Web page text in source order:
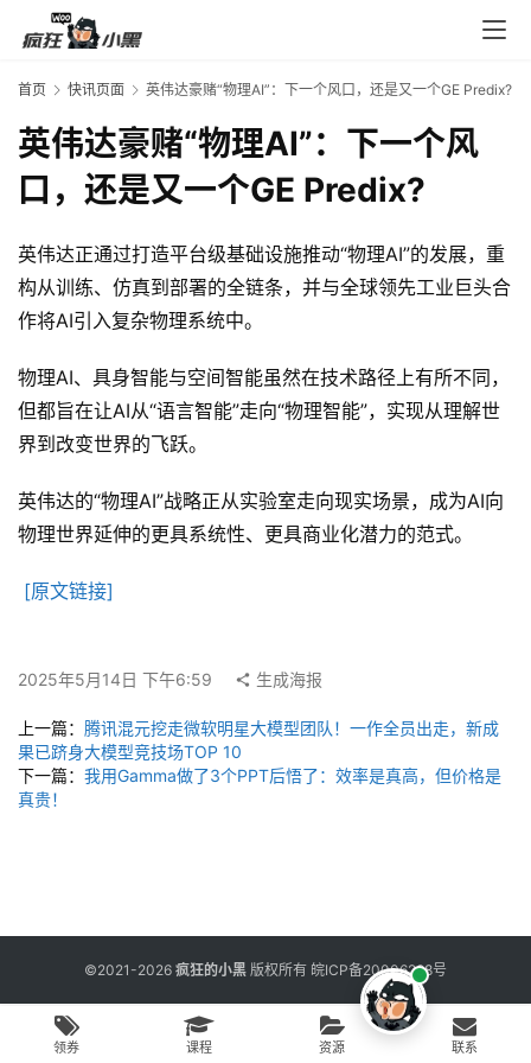
口
券
码
中
资
宝
库
实
用
具
博
文
章
首页 快讯页面 英伟达豪赌“物理AI”：下一个风口，还是又一个GE Predix?
英伟达豪赌“物理AI”：下一个风
口，还是又一个GE Predix?
英伟达正通过打造平台级基础设施推动“物理AI”的发展，重
构从训练、仿真到部署的全链条，并与全球领先工业巨头合
作将AI引入复杂物理系统中。
物理AI、具身智能与空间智能虽然在技术路径上有所不同，
但都旨在让AI从“语言智能”走向“物理智能”，实现从理解世
界到改变世界的飞跃。
英伟达的“物理AI”战略正从实验室走向现实场景，成为AI向
物理世界延伸的更具系统性、更具商业化潜力的范式。
[原文链接]
2025年5月14日 下午6:59 生成海报
上一篇： 腾讯混元挖走微软明星大模型团队！一作全员出走，新成
果已跻身大模型竞技场TOP 10
下一篇： 我用Gamma做了3个PPT后悟了：效率是真高，但价格是
真贵！
©2021-2026 疯狂的小黑 版权所有 皖ICP备20006298号
领券 课程 资源 联系